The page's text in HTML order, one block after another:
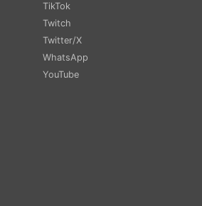
TikTok
Twitch
Twitter/X
WhatsApp
YouTube